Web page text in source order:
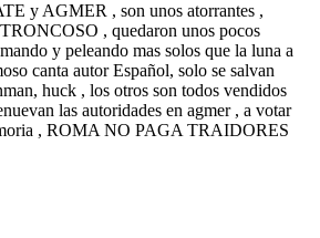
y AGMER , son unos atorrantes ,
, quedaron unos pocos
y peleando mas solos que la luna a
canta autor Español, solo se salvan
huck , los otros son todos vendidos
las autoridades en agmer , a votar
, ROMA NO PAGA TRAIDORES